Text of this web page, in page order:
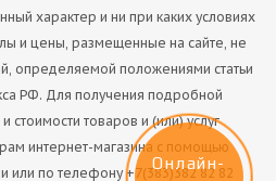
характер и ни при каких условиях
и цены, размещенные на сайте, не
определяемой положениями статьи
РФ. Для получения подробной
товаров и (или) услуг
интернет-магазина с помощью
или по телефону +7(383)382 82 82
Онлайн-